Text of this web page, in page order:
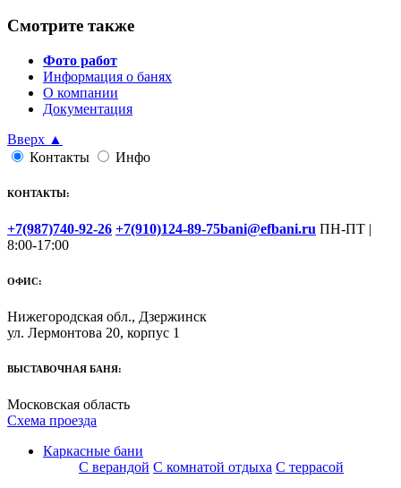
Смотрите также
Фото работ
Информация о банях
О компании
Документация
Вверх ▲
Контакты
Инфо
КОНТАКТЫ:
+7(987)740-92-26 +7(910)124-89-75bani@efbani.ru ПН-ПТ |
8:00-17:00
ОФИС:
Нижегородская обл., Дзержинск
ул. Лермонтова 20, корпус 1
ВЫСТАВОЧНАЯ БАНЯ:
Московская область
Схема проезда
Каркасные бани
С верандой С комнатой отдыха С террасой